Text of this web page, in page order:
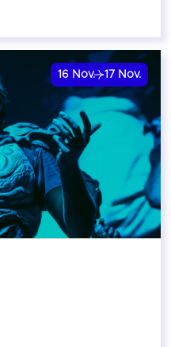
16 Nov. 17 Nov.